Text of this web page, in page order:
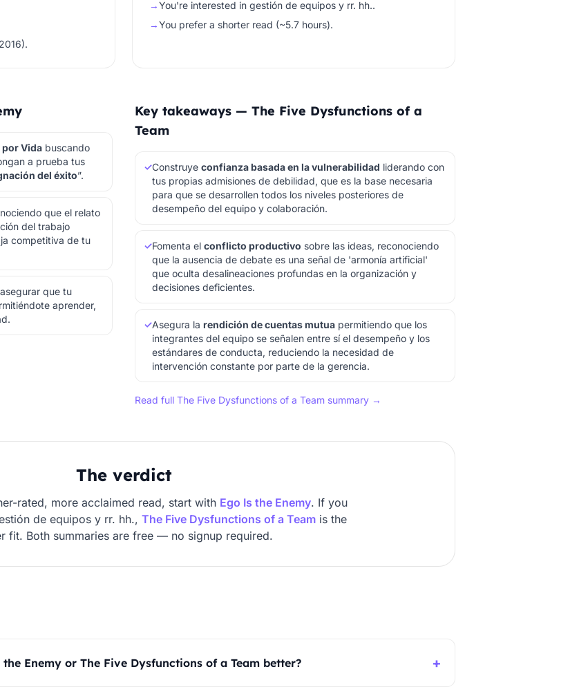
→You're interested in gestión de equipos y rr. hh..
→You prefer a shorter read (~5.7 hours).
por Vida buscando
a prueba tus
del éxito”.
que el relato
del trabajo
competitiva de tu
que tu
aprender,
Key takeaways — The Five Dysfunctions of a
Team
✓Construye confianza basada en la vulnerabilidad liderando con
tus propias admisiones de debilidad, que es la base necesaria
para que se desarrollen todos los niveles posteriores de
desempeño del equipo y colaboración.
✓Fomenta el conflicto productivo sobre las ideas, reconociendo
que la ausencia de debate es una señal de 'armonía artificial'
que oculta desalineaciones profundas en la organización y
decisiones deficientes.
✓Asegura la rendición de cuentas mutua permitiendo que los
integrantes del equipo se señalen entre sí el desempeño y los
estándares de conducta, reduciendo la necesidad de
intervención constante por parte de la gerencia.
Read full The Five Dysfunctions of a Team summary →
The verdict
rated, more acclaimed read, start with Ego Is the Enemy. If you
de equipos y rr. hh., The Five Dysfunctions of a Team is the
fit. Both summaries are free — no signup required.
Enemy or The Five Dysfunctions of a Team better? +